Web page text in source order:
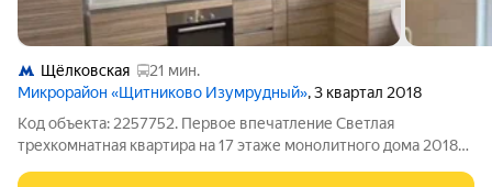
Щёлковская
21 мин.
Микрорайон «Щитниково Изумрудный», 3 квартал 2018
Код объекта: 2257752. Первое впечатление Светлая
трехкомнатная квартира на 17 этаже монолитного дома 2018